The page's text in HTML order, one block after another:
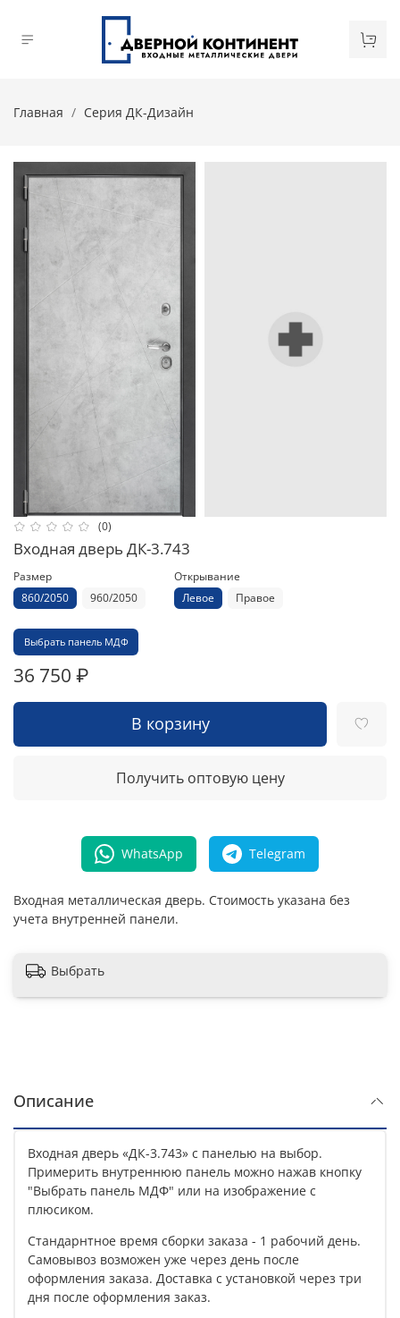
Главная Серия ДК-Дизайн
(0)
Входная дверь ДК-3.743
Размер
860/2050
960/2050
Открывание
Левое
Правое
Выбрать панель МДФ
36 750 ₽
В корзину
Получить оптовую цену
WhatsApp Telegram
Входная металлическая дверь. Стоимость указана без
учета внутренней панели.
Выбрать
Описание
Входная дверь «ДК-3.743» с панелью на выбор.
Примерить внутреннюю панель можно нажав кнопку
"Выбрать панель МДФ" или на изображение с
плюсиком.
Стандарнтное время сборки заказа - 1 рабочий день.
Самовывоз возможен уже через день после
оформления заказа. Доставка с установкой через три
дня после оформления заказ.